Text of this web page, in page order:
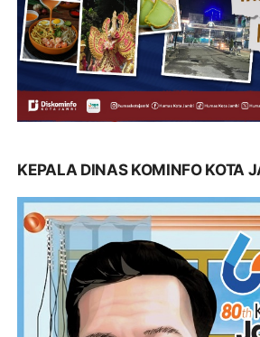
KEPALA DINAS KOMINFO KOTA